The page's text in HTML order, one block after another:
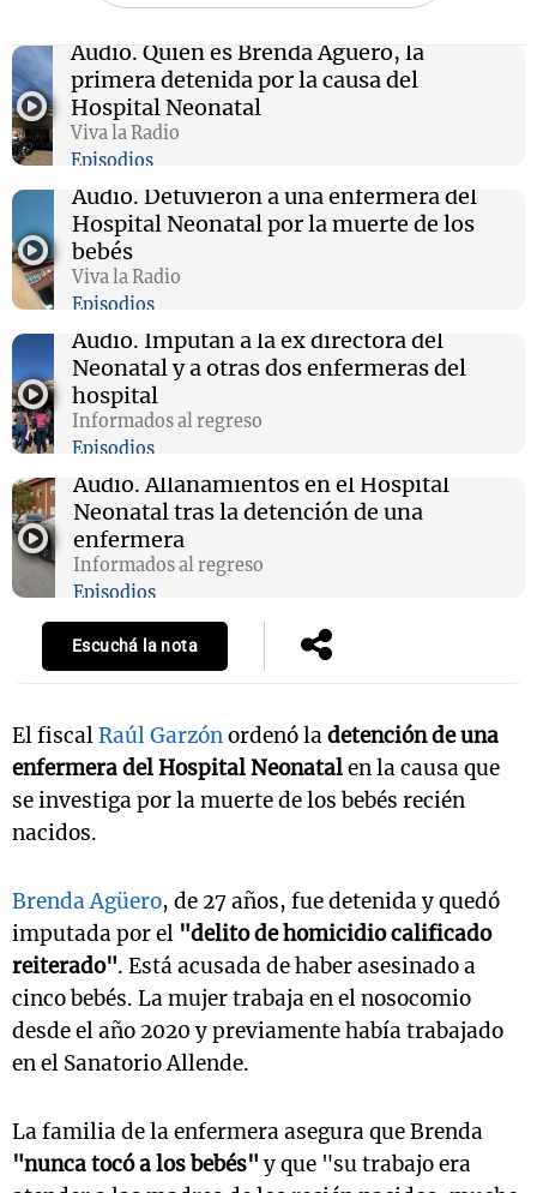
Audio. Quién es Brenda Aguero, la
primera detenida por la causa del
Hospital Neonatal
Viva la Radio
Episodios
Audio. Detuvieron a una enfermera del
Hospital Neonatal por la muerte de los
bebés
Viva la Radio
Episodios
Audio. Imputan a la ex directora del
Neonatal y a otras dos enfermeras del
hospital
Informados al regreso
Episodios
Audio.Allanamientos en el Hospital
Neonatal tras la detención de una
enfermera
Informados al regreso
Episodios
Escuchá la nota
El fiscalRaúl Garzónordenó ladetención de una
enfermera del Hospital Neonatalen la causa que
se investiga por la muerte de los bebés recién
nacidos.
Brenda Agüero, de 27 años, fue detenida y quedó
imputada por el "delito de homicidio calificado
reiterado". Está acusada de haber asesinado a
cinco bebés. La mujer trabaja en el nosocomio
desde el año 2020 y previamente había trabajado
en el Sanatorio Allende.
La familia de la enfermera asegura que Brenda
"nunca tocó a los bebés" y que "su trabajo era